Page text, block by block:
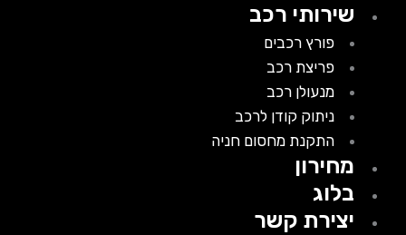
שירותי רכב
פורץ רכבים
פריצת רכב
מנעולן רכב
ניתוק קודן לרכב
התקנת מחסום חניה
מחירון
בלוג
יצירת קשר